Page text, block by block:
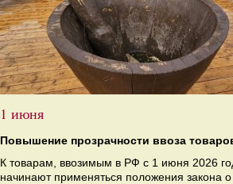
1 июня
Повышение прозрачности ввоза
К товарам, ввозимым в РФ с 1 июня 2026
начинают применяться положения закона